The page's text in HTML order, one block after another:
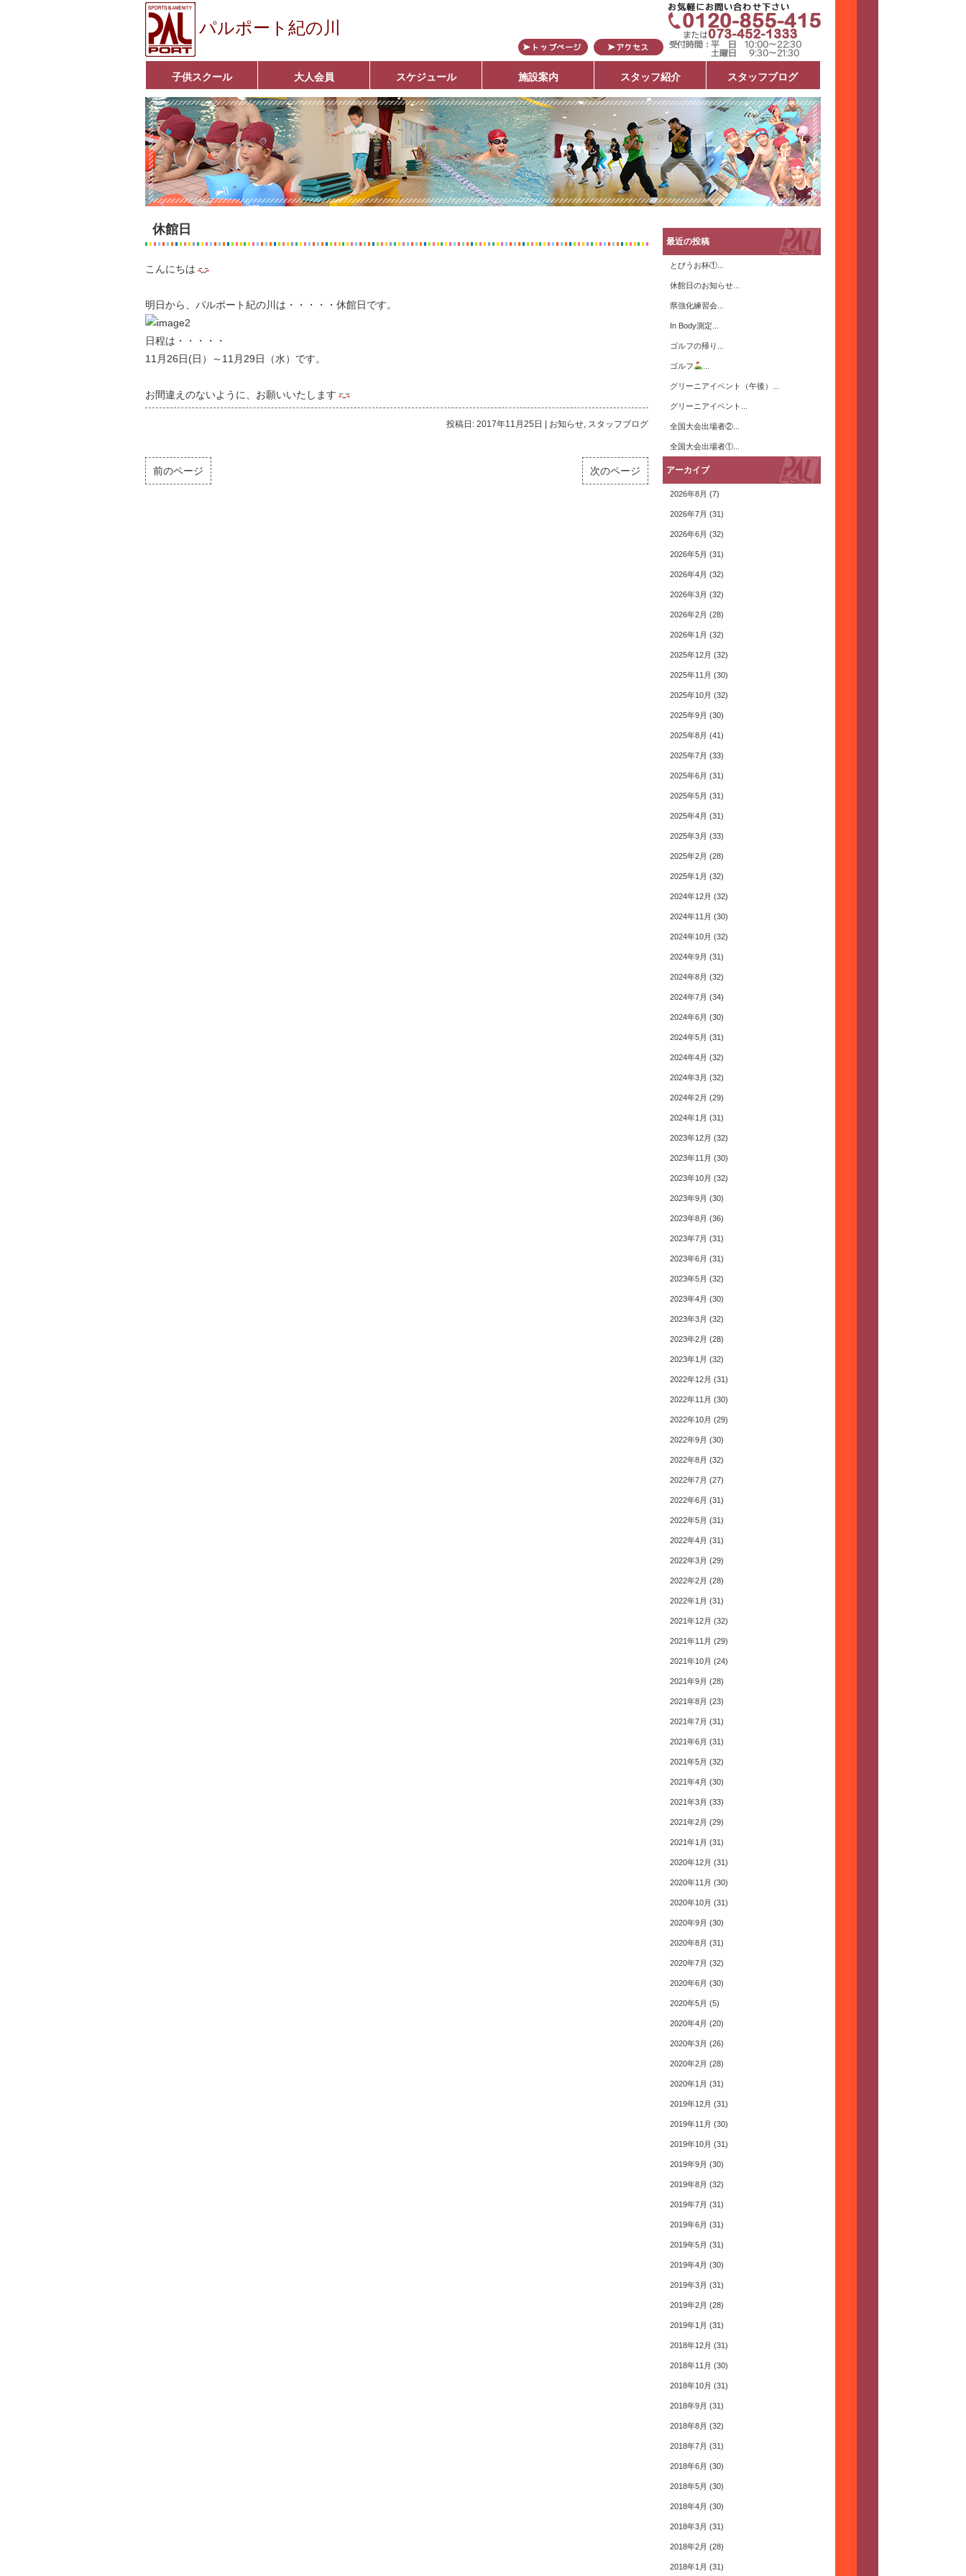
パルポート紀の川
子供スクール
ベビーコース
幼児コース
小学生コース
育成コース
選手コース
キッズパーク(体操教室)
子どもダンス教室
■入会案内■
大人会員
アクア悠々クラブ
いきいきコース
■入会案内■
スケジュール 施設案内 スタッフ紹介 スタッフブログ
休館日
こんにちは
明日から、パルポート紀の川は・・・・・休館日です。
日程は・・・・・
11月26日(日）～11月29日（水）です。
お間違えのないように、お願いいたします
投稿日: 2017年11月25日 お知らせ, スタッフブログ
前のページ 次のページ
最近の投稿
とびうお杯①...
休館日のお知らせ...
県強化練習会...
In Body測定...
ゴルフの帰り...
ゴルフ
グリーニアイベント（午後）...
グリーニアイベント...
全国大会出場者②...
全国大会出場者①...
アーカイブ
2026年8月 (7)
2026年7月 (31)
2026年6月 (32)
2026年5月 (31)
2026年4月 (32)
2026年3月 (32)
2026年2月 (28)
2026年1月 (32)
2025年12月 (32)
2025年11月 (30)
2025年10月 (32)
2025年9月 (30)
2025年8月 (41)
2025年7月 (33)
2025年6月 (31)
2025年5月 (31)
2025年4月 (31)
2025年3月 (33)
2025年2月 (28)
2025年1月 (32)
2024年12月 (32)
2024年11月 (30)
2024年10月 (32)
2024年9月 (31)
2024年8月 (32)
2024年7月 (34)
2024年6月 (30)
2024年5月 (31)
2024年4月 (32)
2024年3月 (32)
2024年2月 (29)
2024年1月 (31)
2023年12月 (32)
2023年11月 (30)
2023年10月 (32)
2023年9月 (30)
2023年8月 (36)
2023年7月 (31)
2023年6月 (31)
2023年5月 (32)
2023年4月 (30)
2023年3月 (32)
2023年2月 (28)
2023年1月 (32)
2022年12月 (31)
2022年11月 (30)
2022年10月 (29)
2022年9月 (30)
2022年8月 (32)
2022年7月 (27)
2022年6月 (31)
2022年5月 (31)
2022年4月 (31)
2022年3月 (29)
2022年2月 (28)
2022年1月 (31)
2021年12月 (32)
2021年11月 (29)
2021年10月 (24)
2021年9月 (28)
2021年8月 (23)
2021年7月 (31)
2021年6月 (31)
2021年5月 (32)
2021年4月 (30)
2021年3月 (33)
2021年2月 (29)
2021年1月 (31)
2020年12月 (31)
2020年11月 (30)
2020年10月 (31)
2020年9月 (30)
2020年8月 (31)
2020年7月 (32)
2020年6月 (30)
2020年5月 (5)
2020年4月 (20)
2020年3月 (26)
2020年2月 (28)
2020年1月 (31)
2019年12月 (31)
2019年11月 (30)
2019年10月 (31)
2019年9月 (30)
2019年8月 (32)
2019年7月 (31)
2019年6月 (31)
2019年5月 (31)
2019年4月 (30)
2019年3月 (31)
2019年2月 (28)
2019年1月 (31)
2018年12月 (31)
2018年11月 (30)
2018年10月 (31)
2018年9月 (31)
2018年8月 (32)
2018年7月 (31)
2018年6月 (30)
2018年5月 (30)
2018年4月 (30)
2018年3月 (31)
2018年2月 (28)
2018年1月 (31)